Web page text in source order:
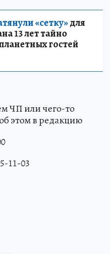
«сетку»для
13 лет тайно
гостей
ЧП или чего-то
этом в редакцию
11-03